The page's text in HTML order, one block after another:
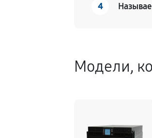
4
Модели,